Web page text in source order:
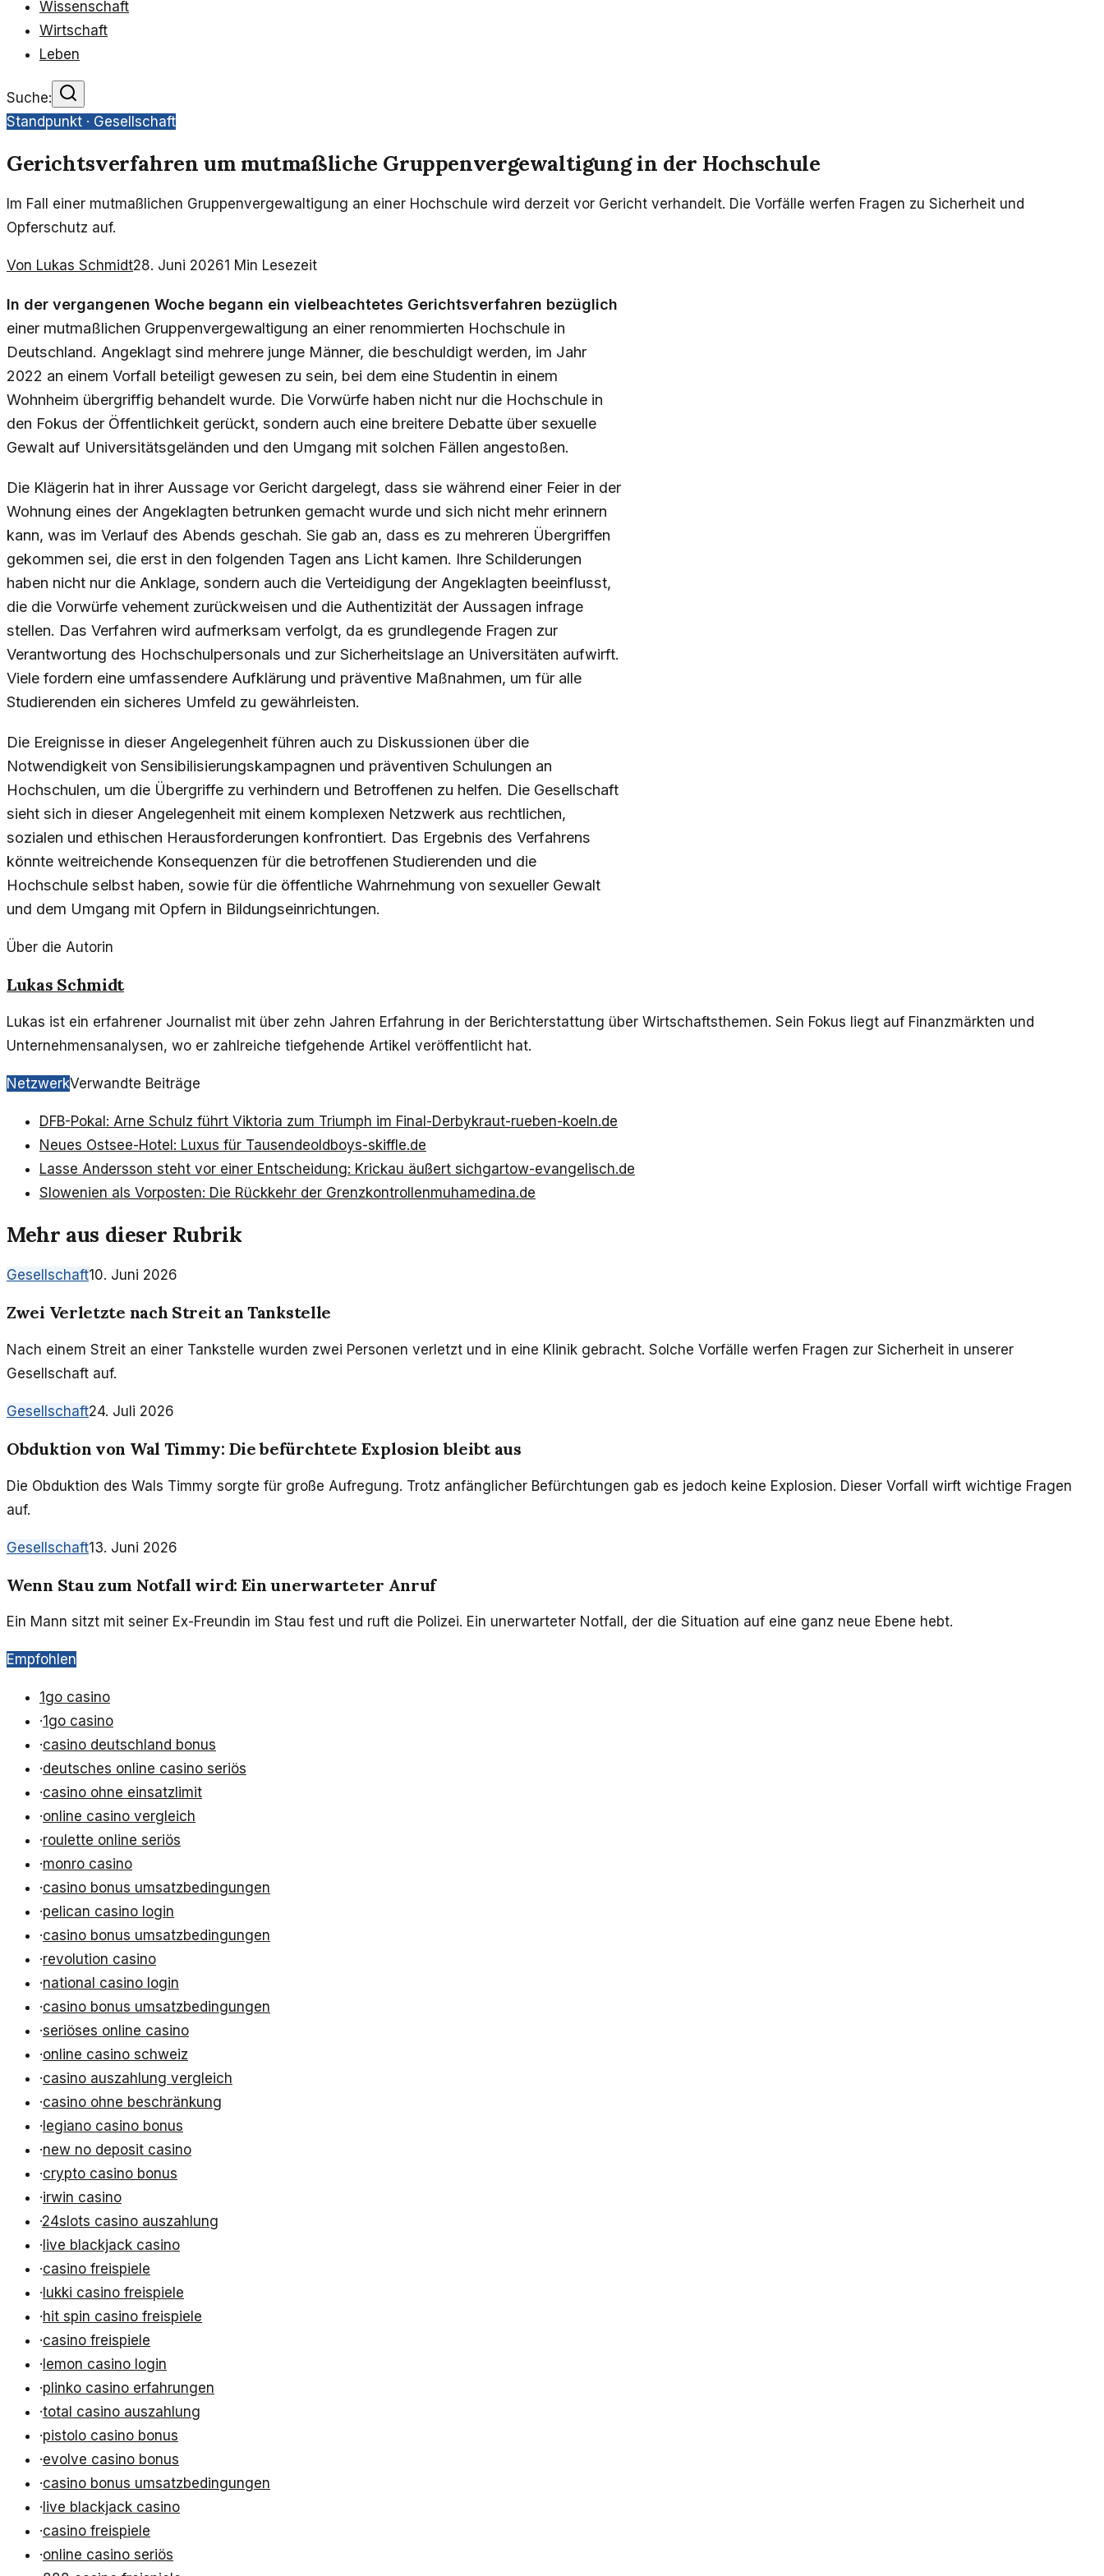
Wissenschaft
Wirtschaft
Leben
Suche:
Standpunkt · Gesellschaft
Gerichtsverfahren um mutmaßliche Gruppenvergewaltigung in der Hochschule
Im Fall einer mutmaßlichen Gruppenvergewaltigung an einer Hochschule wird derzeit vor Gericht verhandelt. Die Vorfälle werfen Fragen zu Sicherheit und
Opferschutz auf.
Von Lukas Schmidt28. Juni 20261 Min Lesezeit
In der vergangenen Woche begann ein vielbeachtetes Gerichtsverfahren bezüglich
einer mutmaßlichen Gruppenvergewaltigung an einer renommierten Hochschule in
Deutschland. Angeklagt sind mehrere junge Männer, die beschuldigt werden, im Jahr
2022 an einem Vorfall beteiligt gewesen zu sein, bei dem eine Studentin in einem
Wohnheim übergriffig behandelt wurde. Die Vorwürfe haben nicht nur die Hochschule in
den Fokus der Öffentlichkeit gerückt, sondern auch eine breitere Debatte über sexuelle
Gewalt auf Universitätsgeländen und den Umgang mit solchen Fällen angestoßen.
Die Klägerin hat in ihrer Aussage vor Gericht dargelegt, dass sie während einer Feier in der
Wohnung eines der Angeklagten betrunken gemacht wurde und sich nicht mehr erinnern
kann, was im Verlauf des Abends geschah. Sie gab an, dass es zu mehreren Übergriffen
gekommen sei, die erst in den folgenden Tagen ans Licht kamen. Ihre Schilderungen
haben nicht nur die Anklage, sondern auch die Verteidigung der Angeklagten beeinflusst,
die die Vorwürfe vehement zurückweisen und die Authentizität der Aussagen infrage
stellen. Das Verfahren wird aufmerksam verfolgt, da es grundlegende Fragen zur
Verantwortung des Hochschulpersonals und zur Sicherheitslage an Universitäten aufwirft.
Viele fordern eine umfassendere Aufklärung und präventive Maßnahmen, um für alle
Studierenden ein sicheres Umfeld zu gewährleisten.
Die Ereignisse in dieser Angelegenheit führen auch zu Diskussionen über die
Notwendigkeit von Sensibilisierungskampagnen und präventiven Schulungen an
Hochschulen, um die Übergriffe zu verhindern und Betroffenen zu helfen. Die Gesellschaft
sieht sich in dieser Angelegenheit mit einem komplexen Netzwerk aus rechtlichen,
sozialen und ethischen Herausforderungen konfrontiert. Das Ergebnis des Verfahrens
könnte weitreichende Konsequenzen für die betroffenen Studierenden und die
Hochschule selbst haben, sowie für die öffentliche Wahrnehmung von sexueller Gewalt
und dem Umgang mit Opfern in Bildungseinrichtungen.
Über die Autorin
Lukas Schmidt
Lukas ist ein erfahrener Journalist mit über zehn Jahren Erfahrung in der Berichterstattung über Wirtschaftsthemen. Sein Fokus liegt auf Finanzmärkten und
Unternehmensanalysen, wo er zahlreiche tiefgehende Artikel veröffentlicht hat.
NetzwerkVerwandte Beiträge
DFB-Pokal: Arne Schulz führt Viktoria zum Triumph im Final-Derbykraut-rueben-koeln.de
Neues Ostsee-Hotel: Luxus für Tausendeoldboys-skiffle.de
Lasse Andersson steht vor einer Entscheidung: Krickau äußert sichgartow-evangelisch.de
Slowenien als Vorposten: Die Rückkehr der Grenzkontrollenmuhamedina.de
Mehr aus dieser Rubrik
Gesellschaft10. Juni 2026
Zwei Verletzte nach Streit an Tankstelle
Nach einem Streit an einer Tankstelle wurden zwei Personen verletzt und in eine Klinik gebracht. Solche Vorfälle werfen Fragen zur Sicherheit in unserer
Gesellschaft auf.
Gesellschaft24. Juli 2026
Obduktion von Wal Timmy: Die befürchtete Explosion bleibt aus
Die Obduktion des Wals Timmy sorgte für große Aufregung. Trotz anfänglicher Befürchtungen gab es jedoch keine Explosion. Dieser Vorfall wirft wichtige Fragen
auf.
Gesellschaft13. Juni 2026
Wenn Stau zum Notfall wird: Ein unerwarteter Anruf
Ein Mann sitzt mit seiner Ex-Freundin im Stau fest und ruft die Polizei. Ein unerwarteter Notfall, der die Situation auf eine ganz neue Ebene hebt.
Empfohlen
1go casino
·1go casino
·casino deutschland bonus
·deutsches online casino seriös
·casino ohne einsatzlimit
·online casino vergleich
·roulette online seriös
·monro casino
·casino bonus umsatzbedingungen
·pelican casino login
·casino bonus umsatzbedingungen
·revolution casino
·national casino login
·casino bonus umsatzbedingungen
·seriöses online casino
·online casino schweiz
·casino auszahlung vergleich
·casino ohne beschränkung
· legiano casino bonus
·new no deposit casino
·crypto casino bonus
·irwin casino
·24slots casino auszahlung
· live blackjack casino
·casino freispiele
· lukki casino freispiele
·hit spin casino freispiele
·casino freispiele
· lemon casino login
·plinko casino erfahrungen
·total casino auszahlung
·pistolo casino bonus
·evolve casino bonus
·casino bonus umsatzbedingungen
· live blackjack casino
·casino freispiele
·online casino seriös